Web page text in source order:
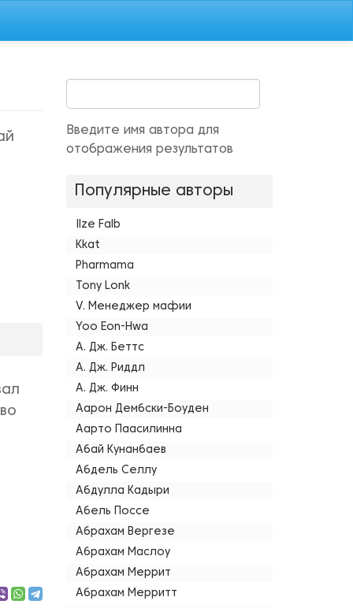
Введите имя автора для
отображения результатов
Популярные авторы
Ilze Falb
Kkat
Pharmama
Tony Lonk
V. Менеджер мафии
Yoo Eon-Hwa
А. Дж. Беттс
А. Дж. Риддл
А. Дж. Финн
Аарон Дембски-Боуден
Аарто Паасилинна
Абай Кунанбаев
Абдель Селлу
Абдулла Кадыри
Абель Поссе
Абрахам Вергезе
Абрахам Маслоу
Абрахам Меррит
Абрахам Мерритт